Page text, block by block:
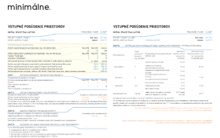
minimálne.